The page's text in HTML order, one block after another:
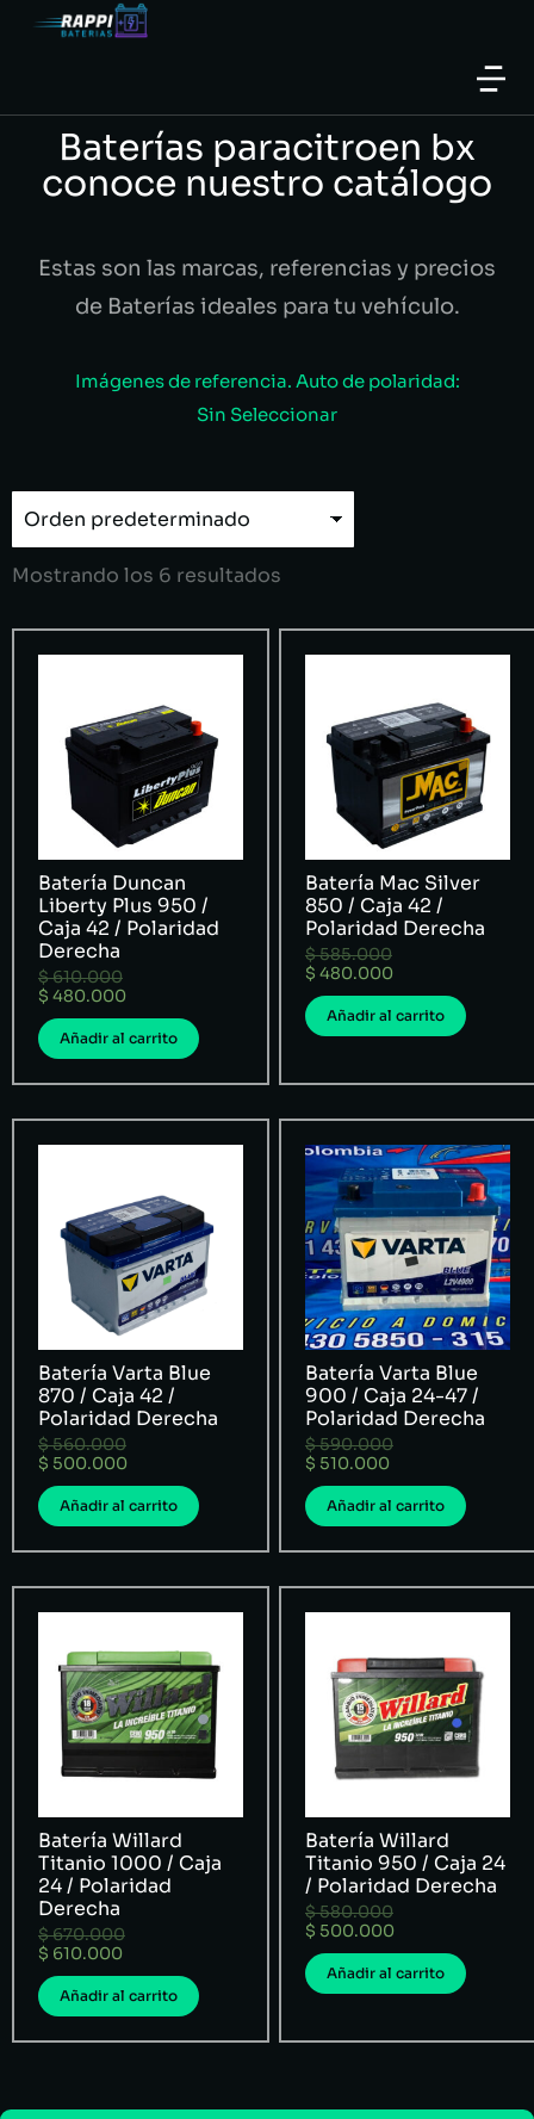
Baterías paracitroen bx
conoce nuestro catálogo
Estas son las marcas, referencias y precios
de Baterías ideales para tu vehículo.
Imágenes de referencia. Auto de polaridad:
Sin Seleccionar
Mostrando los 6 resultados
Batería Duncan
Liberty Plus 950 /
Caja 42 / Polaridad
Derecha
$610.000
$ 480.000
Añadir al carrito
Batería Mac Silver
850 / Caja 42 /
Polaridad Derecha
$585.000
$ 480.000
Añadir al carrito
Batería Varta Blue
870 / Caja 42 /
Polaridad Derecha
$560.000
$ 500.000
Añadir al carrito
Batería Varta Blue
900 / Caja 24-47 /
Polaridad Derecha
$590.000
$ 510.000
Añadir al carrito
Batería Willard
Titanio 1000 / Caja
24 / Polaridad
Derecha
$670.000
$ 610.000
Añadir al carrito
Batería Willard
Titanio 950 / Caja 24
/ Polaridad Derecha
$580.000
$ 500.000
Añadir al carrito